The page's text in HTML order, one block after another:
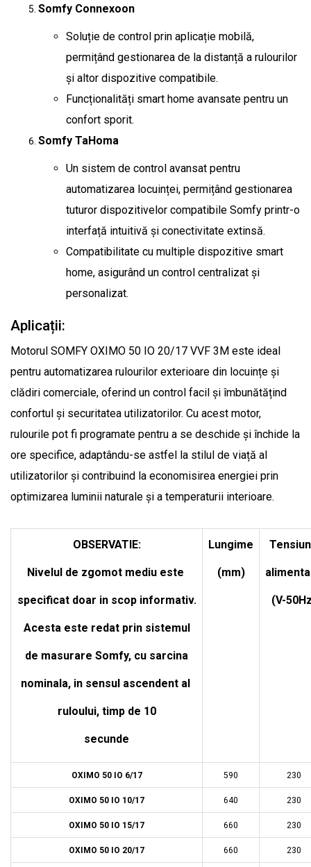
Somfy Connexoon
Soluție de control prin aplicație mobilă,
permițând gestionarea de la distanță a rulourilor
și altor dispozitive compatibile.
Funcționalități smart home avansate pentru un
confort sporit.
Somfy TaHoma
Un sistem de control avansat pentru
automatizarea locuinței, permițând gestionarea
tuturor dispozitivelor compatibile Somfy printr-o
interfață intuitivă și conectivitate extinsă.
Compatibilitate cu multiple dispozitive smart
home, asigurând un control centralizat și
personalizat.
Aplicații:
Motorul SOMFY OXIMO 50 IO 20/17 VVF 3M este ideal
pentru automatizarea rulourilor exterioare din locuințe și
clădiri comerciale, oferind un control facil și îmbunătățind
confortul și securitatea utilizatorilor. Cu acest motor,
rulourile pot fi programate pentru a se deschide și închide la
ore specifice, adaptându-se astfel la stilul de viață al
utilizatorilor și contribuind la economisirea energiei prin
optimizarea luminii naturale și a temperaturii interioare.
OBSERVATIE:
Nivelul de zgomot mediu este
specificat doar in scop informativ.
Acesta este redat prin sistemul
de masurare Somfy, cu sarcina
nominala, in sensul ascendent al
ruloului, timp de 10
secunde
Lungime
(mm)
(V-
OXIMO 50 IO 6/17 590 230
OXIMO 50 IO 10/17 640 230
OXIMO 50 IO 15/17 660 230
OXIMO 50 IO 20/17 660 230